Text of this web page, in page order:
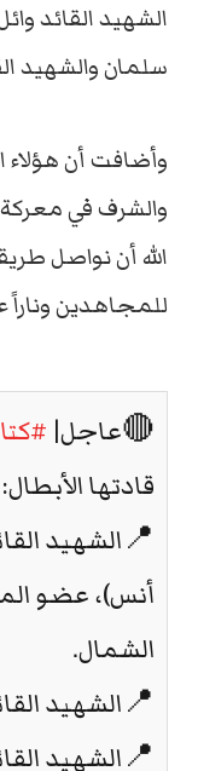
الشهيد القائد
سلمان والشهيد
وأضافت أن هؤلاء
والشرف في
الله أن نواصل
للمجاهدين وناراً
🔴عاجل|
قادتها الأبطال:
📍الشهيد
أنس)، عضو
الشمال.
📍الشهيد
📍الشهيد